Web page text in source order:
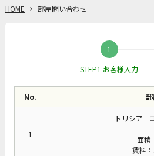
HOME 部屋問い合わせ
STEP1 お客様入力
No.
1
トリシア
面積
賃料